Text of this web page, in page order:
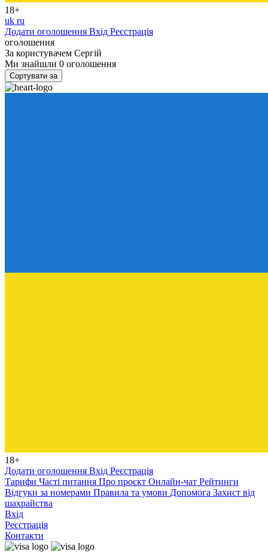
18+
uk ru
Додати оголошення Вхід Реєстрація
оголошення
За користувачем Сергій
Ми знайшли 0 оголошення
Сортувати за
18+
Додати оголошення Вхід Реєстрація
Тарифи Часті питання Про проєкт Онлайн-чат Рейтинги
Відгуки за номерами Правила та умови Допомога Захист від
шахрайства
Вхід
Реєстрація
Контакти